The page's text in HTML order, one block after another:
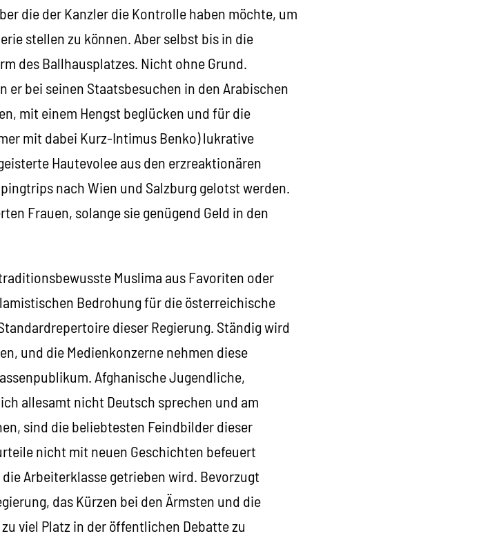
die der Kanzler die Kontrolle haben möchte, um
stellen zu können. Aber selbst bis in die
des Ballhausplatzes. Nicht ohne Grund.
er bei seinen Staatsbesuchen in den Arabischen
mit einem Hengst beglücken und für die
mit dabei Kurz-Intimus Benko) lukrative
Hautevolee aus den erzreaktionären
nach Wien und Salzburg gelotst werden.
Frauen, solange sie genügend Geld in den
Muslima aus Favoriten oder
Bedrohung für die österreichische
dieser Regierung. Ständig wird
und die Medienkonzerne nehmen diese
Afghanische Jugendliche,
allesamt nicht Deutsch sprechen und am
sind die beliebtesten Feindbilder dieser
nicht mit neuen Geschichten befeuert
Arbeiterklasse getrieben wird. Bevorzugt
das Kürzen bei den Ärmsten und die
viel Platz in der öffentlichen Debatte zu